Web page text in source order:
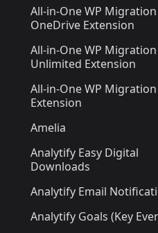
All-in-One WP Migration
OneDrive Extension
All-in-One WP Migration
Unlimited Extension
All-in-One WP Migration
Extension
Amelia
Analytify Easy Digital
Downloads
Analytify Email
Analytify Goals (Key